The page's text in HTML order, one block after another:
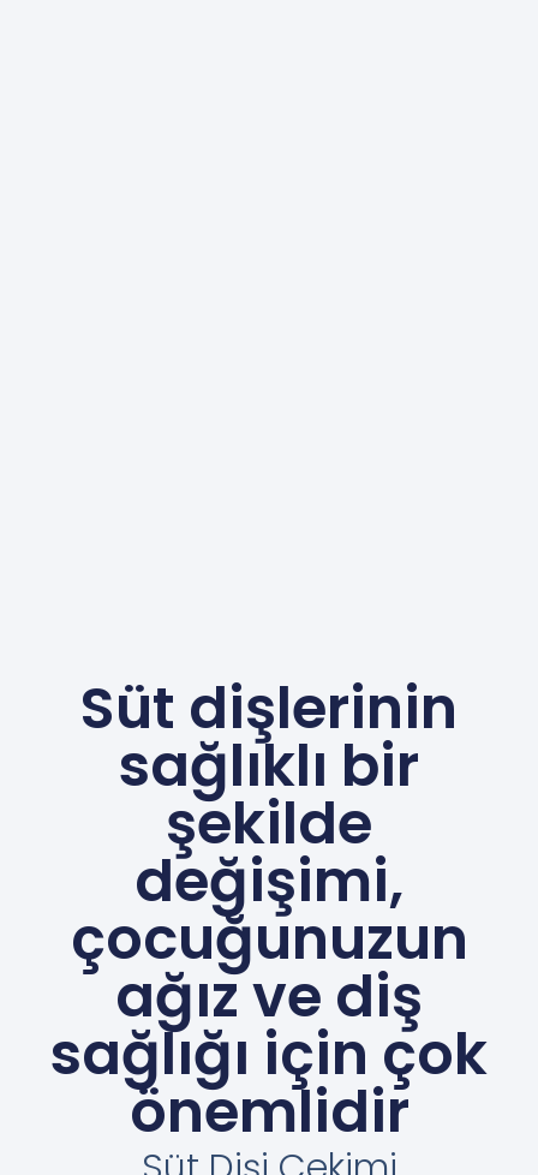
Süt dişlerinin
sağlıklı bir
şekilde
değişimi,
çocuğunuzun
ağız ve diş
sağlığı için çok
önemlidir